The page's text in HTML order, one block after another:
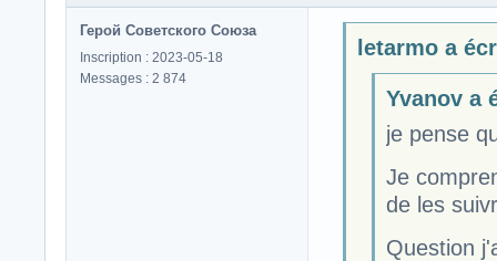
Герой Советского Союза
Inscription : 2023-05-18
Messages : 2 874
letarmo a
Yvanov a
je pense
Je
de les
Question